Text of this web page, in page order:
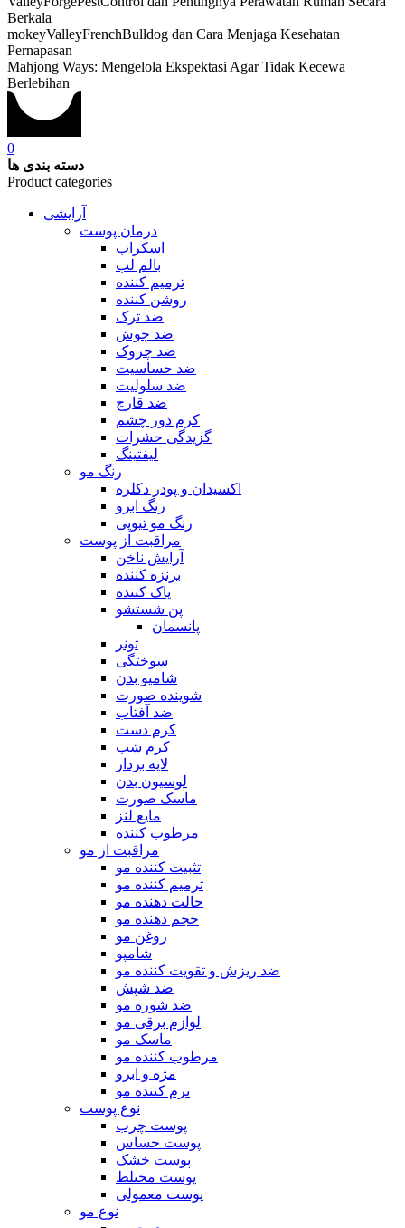
Berkala
mokeyValleyFrenchBulldog dan Cara Menjaga Kesehatan
Pernapasan
Mahjong Ways: Mengelola Ekspektasi Agar Tidak Kecewa
Berlebihan
0
دسته بندی ها
Product categories
آرایشی
درمان پوست
اسکراب
بالم لب
ترمیم کننده
روشن کننده
ضد ترک
ضد جوش
ضد چروک
ضد حساسیت
ضد سلولیت
ضد قارچ
کرم دور چشم
گزیدگی حشرات
لیفتینگ
رنگ مو
اکسیدان و پودر دکلره
رنگ ابرو
رنگ مو تیوپی
مراقبت از پوست
آرایش ناخن
برنزه کننده
پاک کننده
پن شستشو
پانسمان
تونر
سوختگی
شامپو بدن
شوینده صورت
ضد آفتاب
کرم دست
کرم شب
لایه بردار
لوسیون بدن
ماسک صورت
مایع لنز
مرطوب کننده
مراقبت از مو
تثبیت کننده مو
ترمیم کننده مو
حالت دهنده مو
حجم دهنده مو
روغن مو
شامپو
ضد ریزش و تقویت کننده مو
ضد شپش
ضد شوره مو
لوازم برقی مو
ماسک مو
مرطوب کننده مو
مژه و ابرو
نرم کننده مو
نوع پوست
پوست چرب
پوست حساس
پوست خشک
پوست مختلط
پوست معمولی
نوع مو